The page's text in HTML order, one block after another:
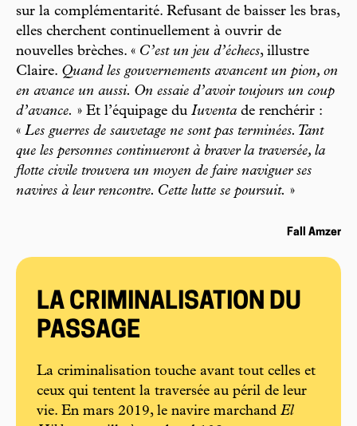
sur la complémentarité. Refusant de baisser les bras,
elles cherchent continuellement à ouvrir de
nouvelles brèches. « C’est un jeu d’échecs, illustre
Claire. Quand les gouvernements avancent un pion, on
en avance un aussi. On essaie d’avoir toujours un coup
d’avance. » Et l’équipage du Iuventa de renchérir :
« Les guerres de sauvetage ne sont pas terminées. Tant
que les personnes continueront à braver la traversée, la
flotte civile trouvera un moyen de faire naviguer ses
navires à leur rencontre. Cette lutte se poursuit. »
Fall Amzer
LA CRIMINALISATION DU
PASSAGE
La criminalisation touche avant tout celles et
ceux qui tentent la traversée au péril de leur
vie. En mars 2019, le navire marchand El